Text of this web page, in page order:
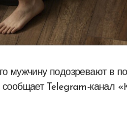
Telegram-канал